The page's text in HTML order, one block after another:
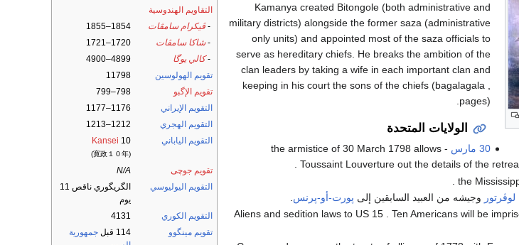
التقاويم الهندوسية
- ڤيكرام سامڤات
1854–1855
-شاكا سامڤات
1720–1721
-كالي يوگا
4899–4900
تقويم الهولوسين
11798
تقويم الإگبو
798–799
التقويم الإيراني
1176–1177
التقويم الهجري
1212–1213
التقويم الياباني
Kansei 10
(寛政１０年)
تقويم جوچى
N/A
التقويم اليوليوسي
الگريگوري ناقص 11
يوم
التقويم الكوري
4131
تقويم مينگوو
114 قبل
جمهورية
Kamanya created Bitongole (both administrative and
military districts) alongside the former saza (administrative
only units) and appointed most of the saza officials to
serve as hereditary chiefs. He breaks the ambition of the
clan leaders by taking a wife in each important clan and
keeping in his court the sons of the chiefs (bagalagala ,
pages).
الولايات المتحدة
30 مارس
- the armistice of 30 March 1798 allows
Toussaint Louverture out the details of the
وجيشه من العبيد السابقين إلى پورت-أو-پرنس
- Aliens and sedition laws to US 15 . Ten Americans will be